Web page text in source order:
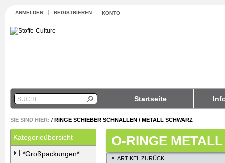
ANMELDEN REGISTRIEREN KONTO
Startseite
SUCHE
SIE SIND HIER: / RINGE SCHIEBER SCHNALLEN / METALL SCHWARZ
Kategorieübersicht
*Großpackungen*
O-RINGE
ARTIKEL ZURÜCK